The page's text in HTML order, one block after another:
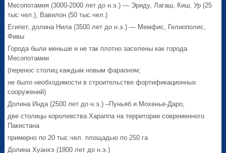
Месопотамия (3000-2000 лет до н.э.) — Эриду, Лагаш, Киш, Ур (25
тыс.чел.), Вавилон (50 тыс.чел.)
Египет, долина Нила (3500 лет до н.э.) — Мемфис, Гелиополис,
Фивы
Города были меньше и не так плотно заселены как города
Месопотамии
(перенос столиц каждым новым фараоном;
не было необходимости в строительстве фортификационных
сооружений)
Долина Инда (2500 лет до н.э.) –Пуньяб и Мохенье-Даро,
две столицы королевства Хараппа на территории современного
Пакистана
примерно по 20 тыс.чел. площадью по 250 га
Долина Хуанхэ (1800 лет до н.э.)